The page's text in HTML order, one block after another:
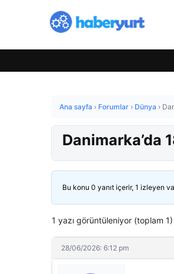
Ana sayfa › Forumlar › Dünya ›
Danimarka’da
Bu konu 0 yanıt içerir, 1 izleyen
1 yazı görüntüleniyor (toplam 1)
28/06/2026: 6:12 pm